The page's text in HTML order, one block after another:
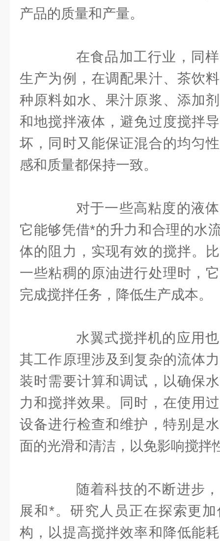
产品的质量和产量。
在食品加工行业，同样
生产为例，在调配果汁、茶饮
种原料如水、果汁原浆、添加
和地搅拌液体，避免过度搅拌
坏，同时又能保证混合的均匀
感和质量都保持一致。
对于一些高粘度的液体
它能够凭借*的升力和合理的水
体的阻力，实现有效的搅拌。
一些粘稠的原油进行处理时，
完成搅拌任务，降低生产成本。
水翼式搅拌机的应用也
其工作原理涉及到复杂的流体
装时需要计算和调试，以确保
力和搅拌效果。同时，在使用
设备进行检查和维护，特别是
面的光滑和清洁，以免影响搅拌
随着科技的不断进步，
展和*。研究人员正在探索更
构，以提高搅拌效率和降低能